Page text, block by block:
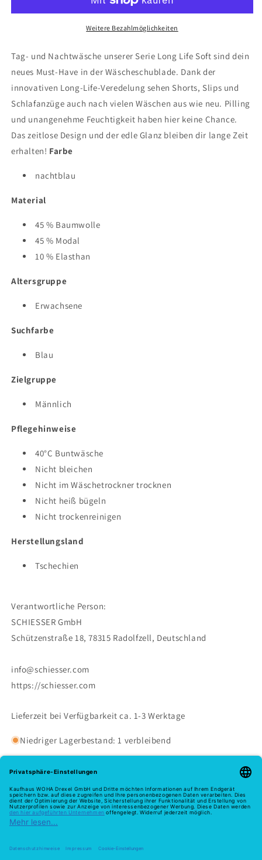
Weitere Bezahlmöglichkeiten
Tag- und Nachtwäsche unserer Serie Long Life Soft sind dein
neues Must-Have in der Wäscheschublade. Dank der
innovativen Long-Life-Veredelung sehen Shorts, Slips und
Schlafanzüge auch nach vielen Wäschen aus wie neu. Pilling
und unangenehme Feuchtigkeit haben hier keine Chance.
Das zeitlose Design und der edle Glanz bleiben dir lange Zeit
erhalten! Farbe
nachtblau
Material
45 % Baumwolle
45 % Modal
10 % Elasthan
Altersgruppe
Erwachsene
Suchfarbe
Blau
Zielgruppe
Männlich
Pflegehinweise
40°C Buntwäsche
Nicht bleichen
Nicht im Wäschetrockner trocknen
Nicht heiß bügeln
Nicht trockenreinigen
Herstellungsland
Tschechien
Verantwortliche Person:
SCHIESSER GmbH
Schützenstraße 18, 78315 Radolfzell, Deutschland
info@schiesser.com
https://schiesser.com
Lieferzeit bei Verfügbarkeit ca. 1-3 Werktage
Niedriger Lagerbestand: 1 verbleibend
Melde dich hier zu unserem Newsletter an
E-Mail